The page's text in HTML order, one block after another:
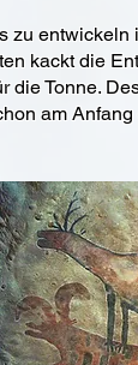
zu
kackt die
die Tonne.
am